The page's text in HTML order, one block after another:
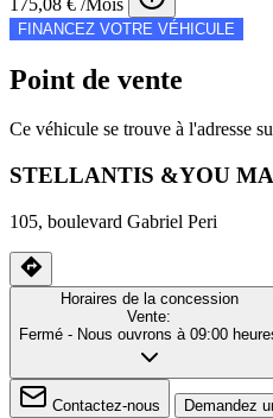
FINANCEZ VOTRE VÉHICULE
Point de vente
Ce véhicule se trouve à l'adresse
STELLANTIS &YOU
105, boulevard Gabriel Peri
Horaires de la concession
Vente:
Fermé - Nous ouvrons à 09:00
Contactez-nous Demandez